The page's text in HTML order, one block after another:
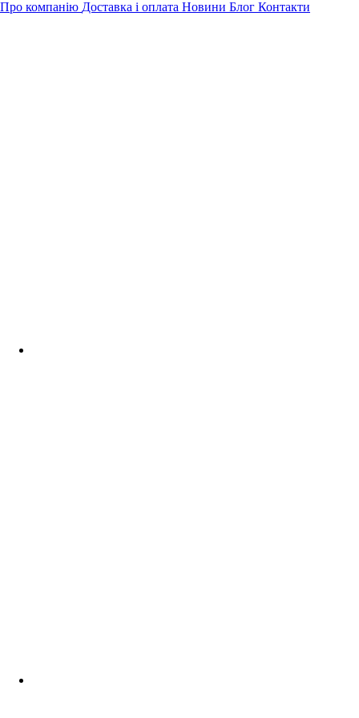
Про компанію Доставка і оплата Новини Блог Контакти